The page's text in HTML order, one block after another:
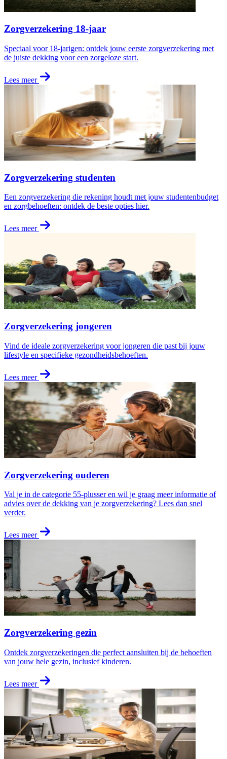
Zorgverzekering 18-jaar
Speciaal voor 18-jarigen: ontdek jouw eerste zorgverzekering met
de juiste dekking voor een zorgeloze start.
Lees meer
Zorgverzekering studenten
Een zorgverzekering die rekening houdt met jouw studentenbudget
en zorgbehoeften: ontdek de beste opties hier.
Lees meer
Zorgverzekering jongeren
Vind de ideale zorgverzekering voor jongeren die past bij jouw
lifestyle en specifieke gezondheidsbehoeften.
Lees meer
Zorgverzekering ouderen
Val je in de categorie 55-plusser en wil je graag meer informatie of
advies over de dekking van je zorgverzekering? Lees dan snel
verder.
Lees meer
Zorgverzekering gezin
Ontdek zorgverzekeringen die perfect aansluiten bij de behoeften
van jouw hele gezin, inclusief kinderen.
Lees meer